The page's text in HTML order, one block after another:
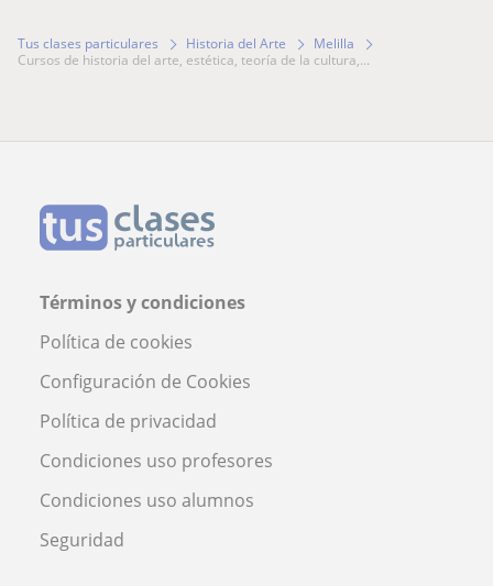
Tus clases particulares Historia del Arte
Melilla
cursos de historia del arte, estética, teoría de la cultura,...
Términos y condiciones
Política de cookies
Configuración de Cookies
Política de privacidad
Condiciones uso profesores
Condiciones uso alumnos
Seguridad